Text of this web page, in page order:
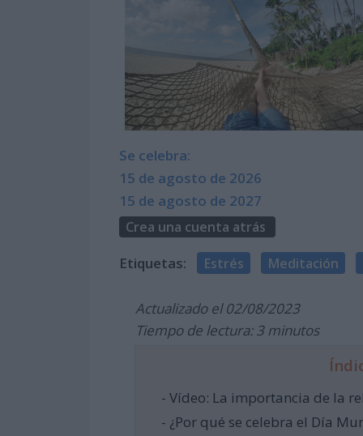
Se celebra:
15 de agosto de 2026
15 de agosto de 2027
Crea una cuenta atrás
Etiquetas: Estrés Meditación
Actualizado el 02/08/2023
Tiempo de lectura: 3 minutos
- Vídeo: La importancia de la
- ¿Por qué se celebra el Día